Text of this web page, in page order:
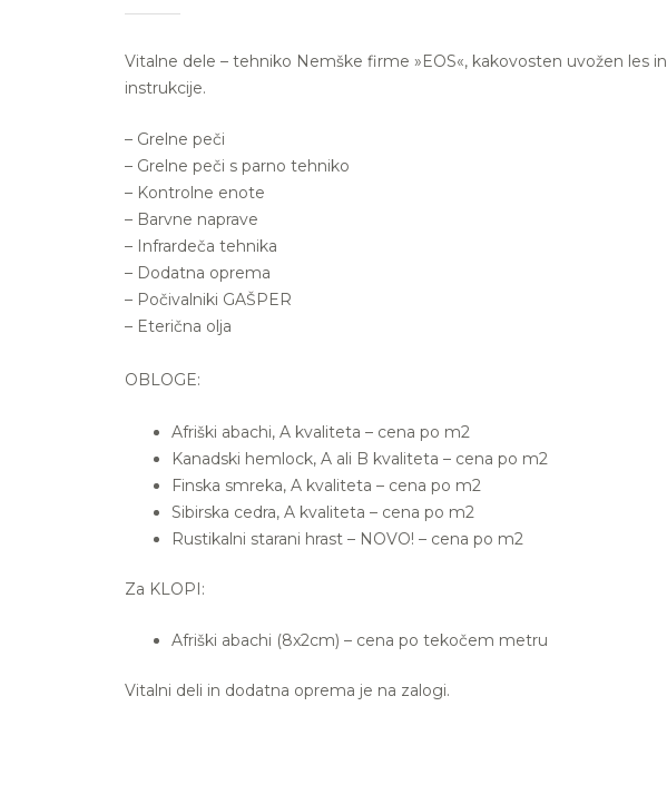
Vitalne dele – tehniko Nemške firme »EOS«, kakovosten uvožen les in
instrukcije.
– Grelne peči
– Grelne peči s parno tehniko
– Kontrolne enote
– Barvne naprave
– Infrardeča tehnika
– Dodatna oprema
– Počivalniki GAŠPER
– Eterična olja
OBLOGE:
Afriški abachi, A kvaliteta – cena po m2
Kanadski hemlock, A ali B kvaliteta – cena po m2
Finska smreka, A kvaliteta – cena po m2
Sibirska cedra, A kvaliteta – cena po m2
Rustikalni starani hrast – NOVO! – cena po m2
Za KLOPI:
Afriški abachi (8x2cm) – cena po tekočem metru
Vitalni deli in dodatna oprema je na zalogi.